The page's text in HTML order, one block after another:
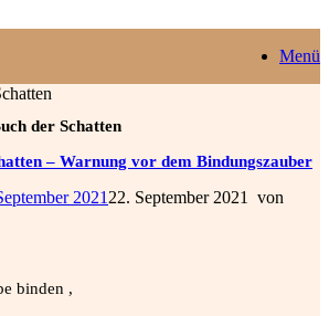
Menü
der Schatten
– Warnung vor dem Bindungszauber
202122. September 2021 von
binden ,